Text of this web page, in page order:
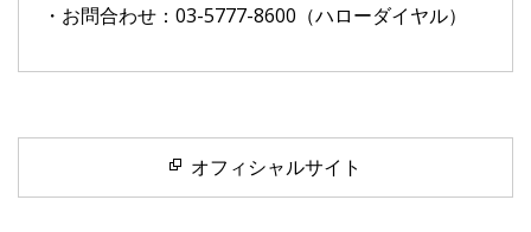
・お問合わせ：03-5777-8600（ハローダイヤル）
オフィシャルサイト